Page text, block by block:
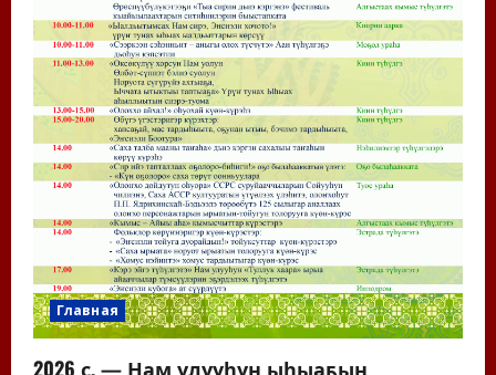
Главная
2026 с. — Нам улууһун ыһыаҕын